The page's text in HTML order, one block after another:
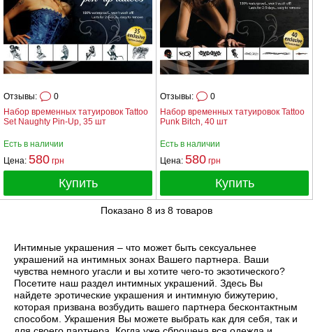
Набор временных татуировок Tattoo
Set Naughty Pin-Up, 35 шт
Отзывы: 0
Есть в наличии
Цена: 580 грн
Купить
Набор временных татуировок Tattoo
Punk Bitch, 40 шт
Отзывы: 0
Есть в наличии
Цена: 580 грн
Купить
Показано 8 из 8 товаров
Интимные украшения – что может быть сексуальнее
украшений на интимных зонах Вашего партнера. Ваши
чувства немного угасли и вы хотите чего-то экзотического?
Посетите наш раздел интимных украшений. Здесь Вы
найдете эротические украшения и интимную бижутерию,
которая призвана возбудить вашего партнера бесконтактным
способом. Украшения Вы можете выбрать как для себя, так и